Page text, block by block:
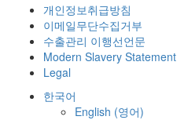
개인정보취급방침
이메일무단수집거부
수출관리 이행선언문
Modern Slavery Statement
Legal
한국어
English (영어)